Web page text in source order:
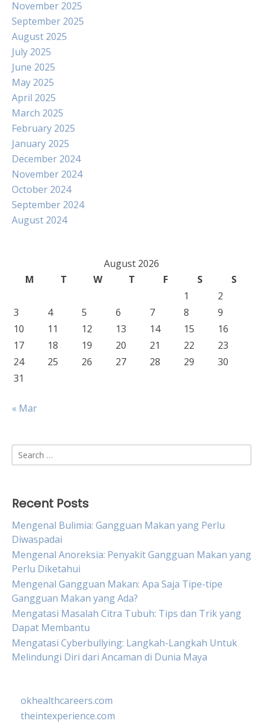
November 2025
September 2025
August 2025
July 2025
June 2025
May 2025
April 2025
March 2025
February 2025
January 2025
December 2024
November 2024
October 2024
September 2024
August 2024
August 2026
M
T W T F S
S
1
2
3
4 5 6 7 8
9
10
11 12 13 14 15
16
17
18 19 20 21 22
23
24
25 26 27 28 29
30
31
« Mar
Search
for:
Recent Posts
Mengenal Bulimia: Gangguan Makan yang Perlu
Diwaspadai
Mengenal Anoreksia: Penyakit Gangguan Makan yang
Perlu Diketahui
Mengenal Gangguan Makan: Apa Saja Tipe-tipe
Gangguan Makan yang Ada?
Mengatasi Masalah Citra Tubuh: Tips dan Trik yang
Dapat Membantu
Mengatasi Cyberbullying: Langkah-Langkah Untuk
Melindungi Diri dari Ancaman di Dunia Maya
okhealthcareers.com
theintexperience.com